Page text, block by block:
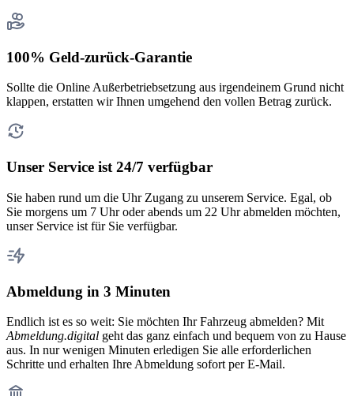
100% Geld-zurück-Garantie
Sollte die Online Außerbetriebsetzung aus irgendeinem Grund nicht
klappen, erstatten wir Ihnen umgehend den vollen Betrag zurück.
Unser Service ist 24/7 verfügbar
Sie haben rund um die Uhr Zugang zu unserem Service. Egal, ob
Sie morgens um 7 Uhr oder abends um 22 Uhr abmelden möchten,
unser Service ist für Sie verfügbar.
Abmeldung in 3 Minuten
Endlich ist es so weit: Sie möchten Ihr Fahrzeug abmelden? Mit
Abmeldung.digital geht das ganz einfach und bequem von zu Hause
aus. In nur wenigen Minuten erledigen Sie alle erforderlichen
Schritte und erhalten Ihre Abmeldung sofort per E-Mail.